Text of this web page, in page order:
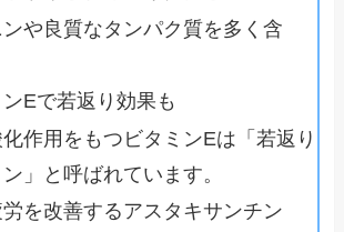
や良質なタンパク質を多く含
ンEで若返り効果も
作用をもつビタミンEは「若返り
」と呼ばれています。
労を改善するアスタキサンチン